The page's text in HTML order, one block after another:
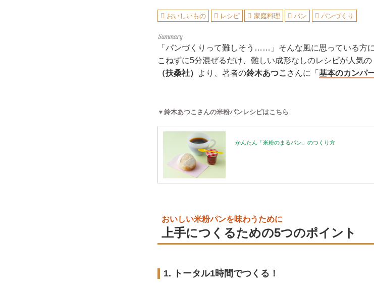
おいしいもの レシピ 家庭料理 パン パンづくり
「パンづくりって難しそう……」そんな風に思っている方
こねずに5分混ぜるだけ、難しい成形なしのレシピが人気の
（扶桑社）
より、著者の鈴木あつこ さんに「 基本のカンパ
▼鈴木あつこさんの米粉パンレシピはこちら
かんたん「米粉のまるパン」のつくり方
おいしい米粉パンを味わうために
上手につくるための5つのポイント
1. トータル1時間でつくる！